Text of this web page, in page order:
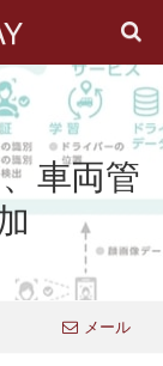
車両管
メール